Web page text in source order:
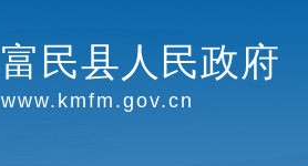
富民县人民政府
www.kmfm.gov.cn